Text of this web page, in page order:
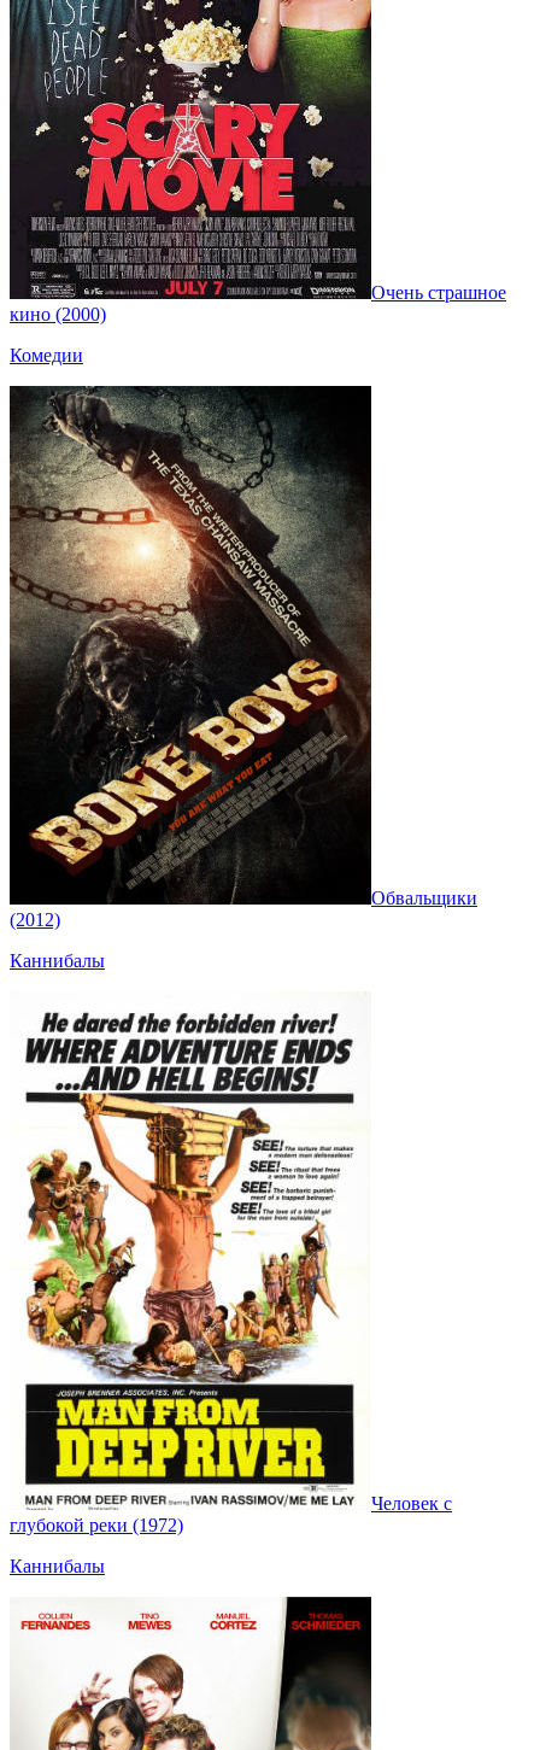
Очень страшное
кино (2000)
Комедии
Обвальщики
(2012)
Каннибалы
Человек с
глубокой реки (1972)
Каннибалы